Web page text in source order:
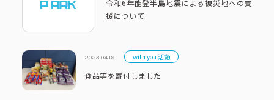
令和6年能登半島地震による被災地への支
援について
2023.04.19 with you 活動
食品等を寄付しました